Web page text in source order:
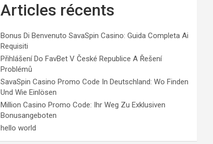
Articles récents
Bonus Di Benvenuto SavaSpin Casino: Guida Completa Ai
Requisiti
Přihlášení Do FavBet V České Republice A Řešení
Problémů
SavaSpin Casino Promo Code In Deutschland: Wo Finden
Und Wie Einlösen
Million Casino Promo Code: Ihr Weg Zu Exklusiven
Bonusangeboten
hello world